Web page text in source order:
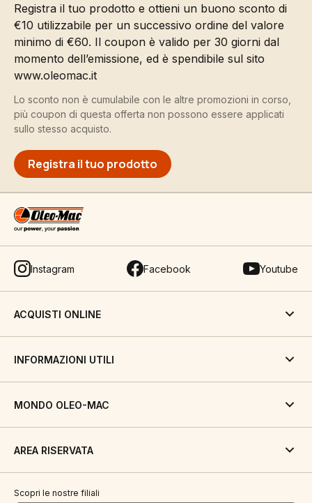
Registra il tuo prodotto e ottieni un buono sconto di
€10 utilizzabile per un successivo ordine del valore
minimo di €60. Il coupon è valido per 30 giorni dal
momento dell’emissione, ed è spendibile sul sito
www.oleomac.it
Lo sconto non è cumulabile con le altre promozioni in corso,
più coupon di questa offerta non possono essere applicati
sullo stesso acquisto.
Registra il tuo prodotto
Instagram Facebook Youtube
ACQUISTI ONLINE
INFORMAZIONI UTILI
MONDO OLEO-MAC
AREA RISERVATA
Scopri le nostre filiali